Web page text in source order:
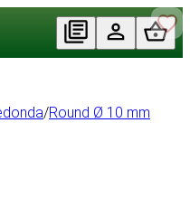
/Round Ø 10 mm